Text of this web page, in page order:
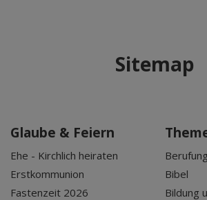
Sitemap
Glaube & Feiern
Ehe - Kirchlich heiraten
Erstkommunion
Fastenzeit 2026
Bibel
Bildung